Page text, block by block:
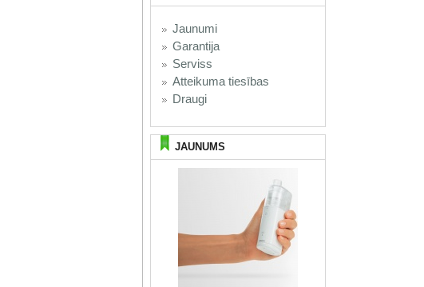
Jaunumi
Garantija
Serviss
Atteikuma tiesības
Draugi
JAUNUMS